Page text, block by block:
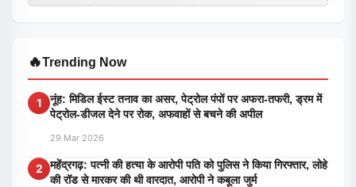
🔥Trending Now
1
नूंह: मिडिल ईस्ट तनाव का असर, पेट्रोल पंपों पर अफरा-तफरी, ड्रम में
पेट्रोल-डीजल देने पर रोक, अफवाहों से बचने की अपील
29 Mar 2026
2
महेंद्रगढ़: पत्नी की हत्या के आरोपी पति को पुलिस ने किया गिरफ्तार, लोहे
की रॉड से मारकर की थी वारदात, आरोपी ने कबूला जुर्म